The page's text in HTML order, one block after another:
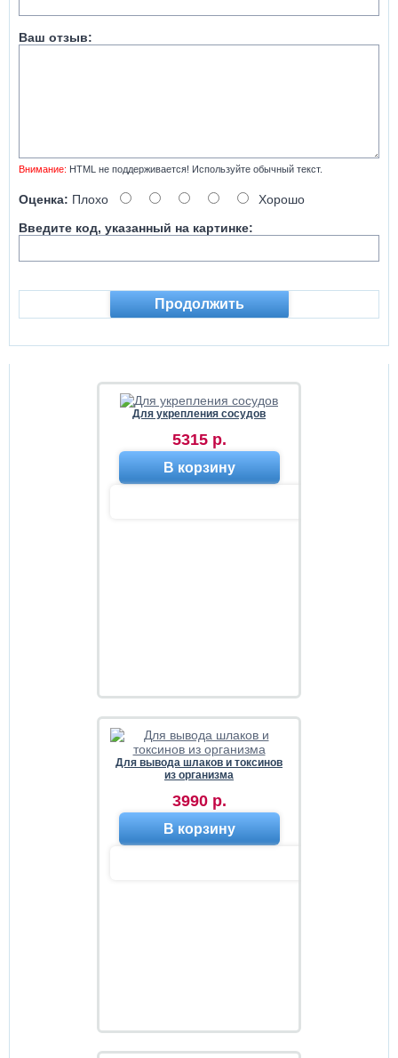
Ваш отзыв:
Внимание: HTML не поддерживается! Используйте обычный текст.
Оценка: Плохо
Хорошо
Введите код, указанный на картинке:
Продолжить
Для укрепления сосудов
5315 р.
В корзину
Для вывода шлаков и токсинов
из организма
3990 р.
В корзину